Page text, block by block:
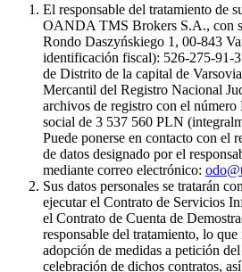
El responsable del tratamiento de
OANDA TMS Brokers S.A., con
Rondo Daszyńskiego 1, 00-843
identificación fiscal): 526-275-91-
de Distrito de la capital de
Mercantil del Registro Nacional
archivos de registro con el
social de 3 537 560 PLN
Puede ponerse en contacto con el
de datos designado por el
mediante correo electrónico:
Sus datos personales se tratarán
ejecutar el Contrato de Servicios
el Contrato de Cuenta de
responsable del tratamiento, lo
adopción de medidas a petición
celebración de dichos contratos,